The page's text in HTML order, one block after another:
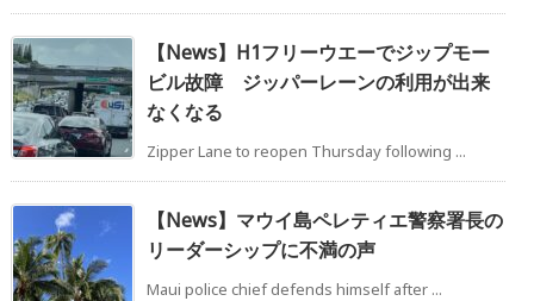
【News】H1フリーウエーでジップモー
ビル故障 ジッパーレーンの利用が出来
なくなる
Zipper Lane to reopen Thursday following ...
【News】マウイ島ペレティエ警察署長の
リーダーシップに不満の声
Maui police chief defends himself after ...